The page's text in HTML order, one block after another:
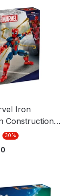
Iron
Construction
30%